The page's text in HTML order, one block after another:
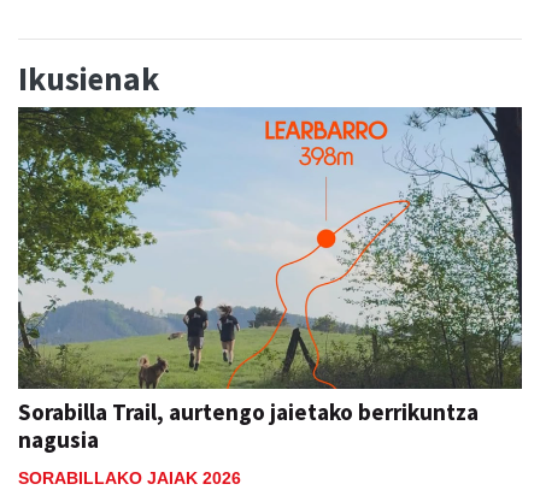
Ikusienak
Sorabilla Trail, aurtengo jaietako berrikuntza
nagusia
SORABILLAKO JAIAK 2026